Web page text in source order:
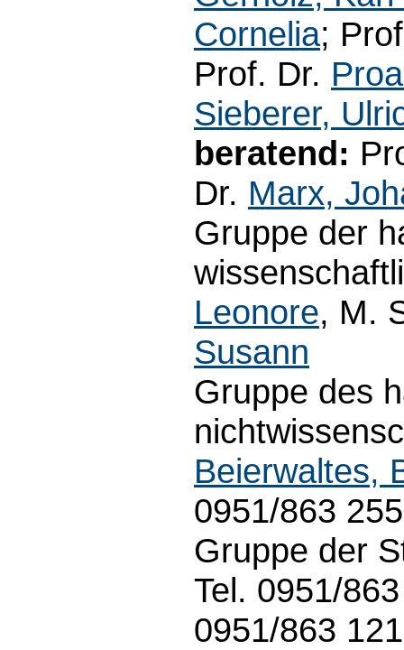
Cornelia;
Prof. Dr.
Sieberer,
beratend:
Dr. Marx,
Gruppe der
Leonore, M.
Susann
Gruppe des
Beierwaltes,
0951/863
Gruppe der
Tel. 0951/
0951/863